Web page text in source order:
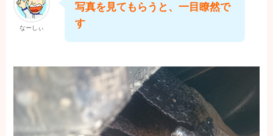
なーしぃ
写真を見てもらうと、一目瞭然で
す